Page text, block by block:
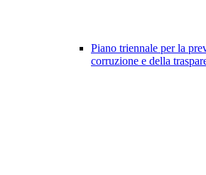
Piano triennale per la
corruzione e della